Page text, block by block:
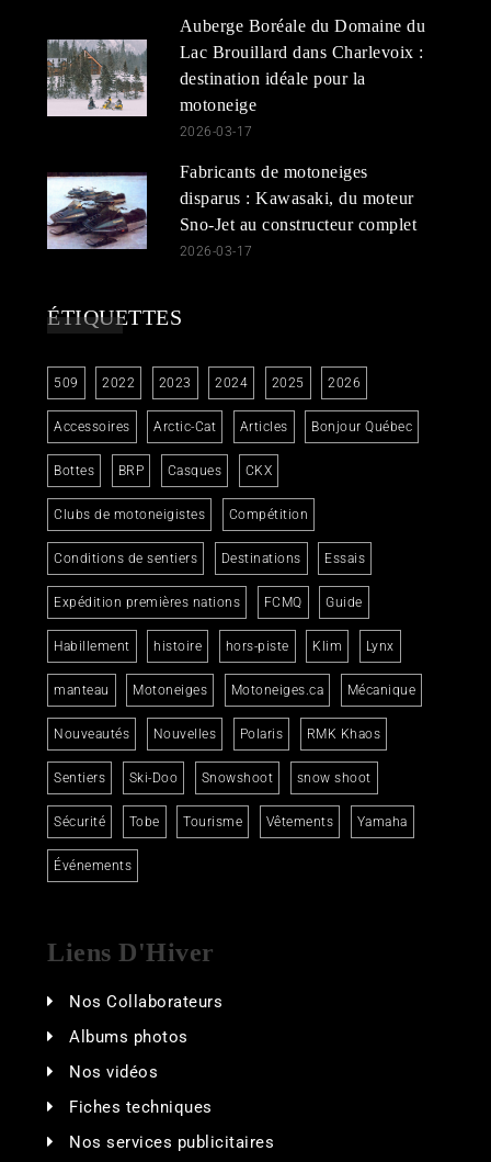
Auberge Boréale du Domaine du
Lac Brouillard dans Charlevoix :
destination idéale pour la
motoneige
2026-03-17
Fabricants de motoneiges
disparus : Kawasaki, du moteur
Sno-Jet au constructeur complet
2026-03-17
ÉTIQUETTES
509 2022 2023 2024 2025 2026
Accessoires Arctic-Cat Articles Bonjour Québec
Bottes BRP Casques CKX
Clubs de motoneigistes Compétition
Conditions de sentiers Destinations Essais
Expédition premières nations FCMQ Guide
Habillement histoire hors-piste Klim Lynx
manteau Motoneiges Motoneiges.ca Mécanique
Nouveautés Nouvelles Polaris RMK Khaos
Sentiers Ski-Doo Snowshoot snow shoot
Sécurité Tobe Tourisme Vêtements Yamaha
Événements
Liens D'Hiver
Nos Collaborateurs
Albums photos
Nos vidéos
Fiches techniques
Nos services publicitaires